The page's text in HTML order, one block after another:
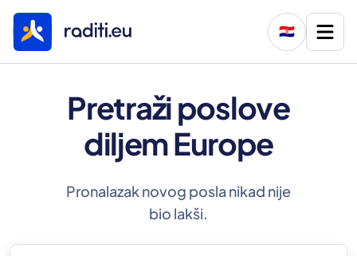
🇭🇷
Pretraži poslove
diljem Europe
Pronalazak novog posla nikad nije
bio lakši.